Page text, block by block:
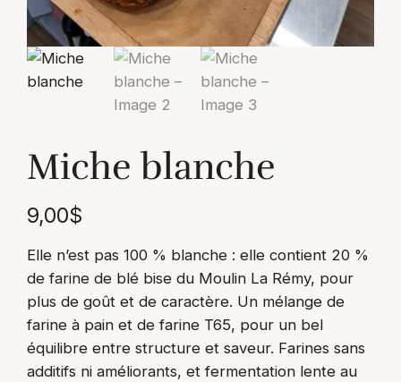
Miche blanche
9,00$
Elle n’est pas 100 % blanche : elle contient 20 %
de farine de blé bise du Moulin La Rémy, pour
plus de goût et de caractère. Un mélange de
farine à pain et de farine T65, pour un bel
équilibre entre structure et saveur. Farines sans
additifs ni améliorants, et fermentation lente au